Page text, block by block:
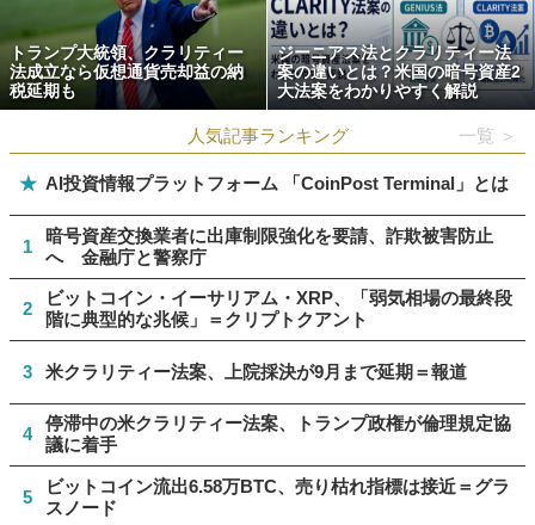
トランプ大統領、クラリティー
法成立なら仮想通貨売却益の納
税延期も
ジーニアス法とクラリティー法
案の違いとは？米国の暗号資産2
大法案をわかりやすく解説
人気記事ランキング 一覧 ＞
★ AI投資情報プラットフォーム 「CoinPost Terminal」とは
1
暗号資産交換業者に出庫制限強化を要請、詐欺被害防止
へ 金融庁と警察庁
2
ビットコイン・イーサリアム・XRP、「弱気相場の最終段
階に典型的な兆候」＝クリプトクアント
3 米クラリティー法案、上院採決が9月まで延期＝報道
4
停滞中の米クラリティー法案、トランプ政権が倫理規定協
議に着手
5
ビットコイン流出6.58万BTC、売り枯れ指標は接近＝グラ
スノード